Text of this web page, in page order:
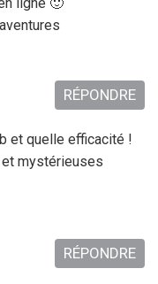
et quelle efficacité !
mystérieuses
RÉPONDRE
RÉPONDRE